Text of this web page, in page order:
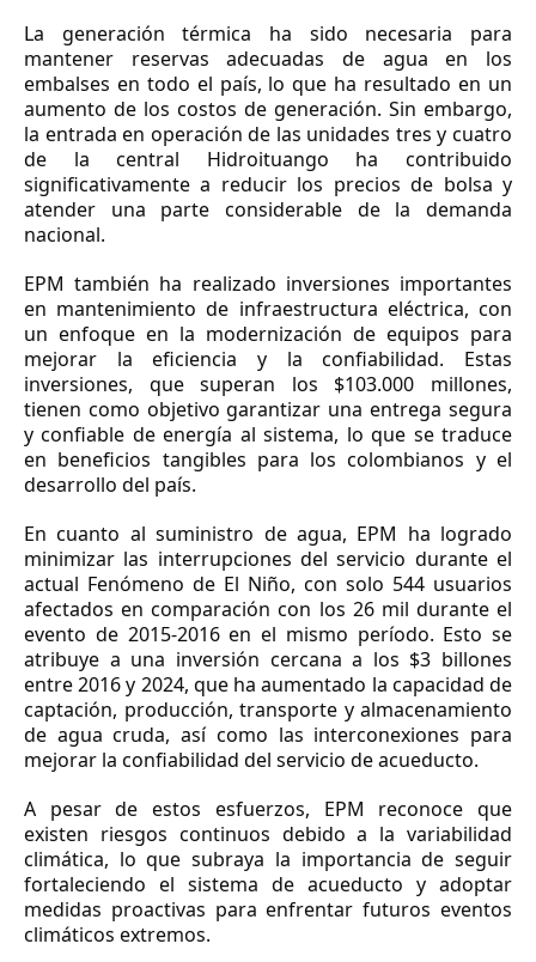
La generación térmica ha sido necesaria para
mantener reservas adecuadas de agua en los
embalses en todo el país, lo que ha resultado en un
aumento de los costos de generación. Sin embargo,
la entrada en operación de las unidades tres y cuatro
de la central Hidroituango ha contribuido
significativamente a reducir los precios de bolsa y
atender una parte considerable de la demanda
nacional.
EPM también ha realizado inversiones importantes
en mantenimiento de infraestructura eléctrica, con
un enfoque en la modernización de equipos para
mejorar la eficiencia y la confiabilidad. Estas
inversiones, que superan los $103.000 millones,
tienen como objetivo garantizar una entrega segura
y confiable de energía al sistema, lo que se traduce
en beneficios tangibles para los colombianos y el
desarrollo del país.
En cuanto al suministro de agua, EPM ha logrado
minimizar las interrupciones del servicio durante el
actual Fenómeno de El Niño, con solo 544 usuarios
afectados en comparación con los 26 mil durante el
evento de 2015-2016 en el mismo período. Esto se
atribuye a una inversión cercana a los $3 billones
entre 2016 y 2024, que ha aumentado la capacidad de
captación, producción, transporte y almacenamiento
de agua cruda, así como las interconexiones para
mejorar la confiabilidad del servicio de acueducto.
A pesar de estos esfuerzos, EPM reconoce que
existen riesgos continuos debido a la variabilidad
climática, lo que subraya la importancia de seguir
fortaleciendo el sistema de acueducto y adoptar
medidas proactivas para enfrentar futuros eventos
climáticos extremos.